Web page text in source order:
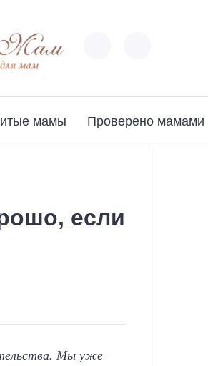
мамы Проверено мамами
если
Мы уже